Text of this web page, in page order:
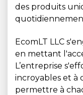
des produits
EcomLT LLC
en mettant
L’entreprise
incroyables et à
permettre à